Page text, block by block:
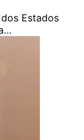
Estados